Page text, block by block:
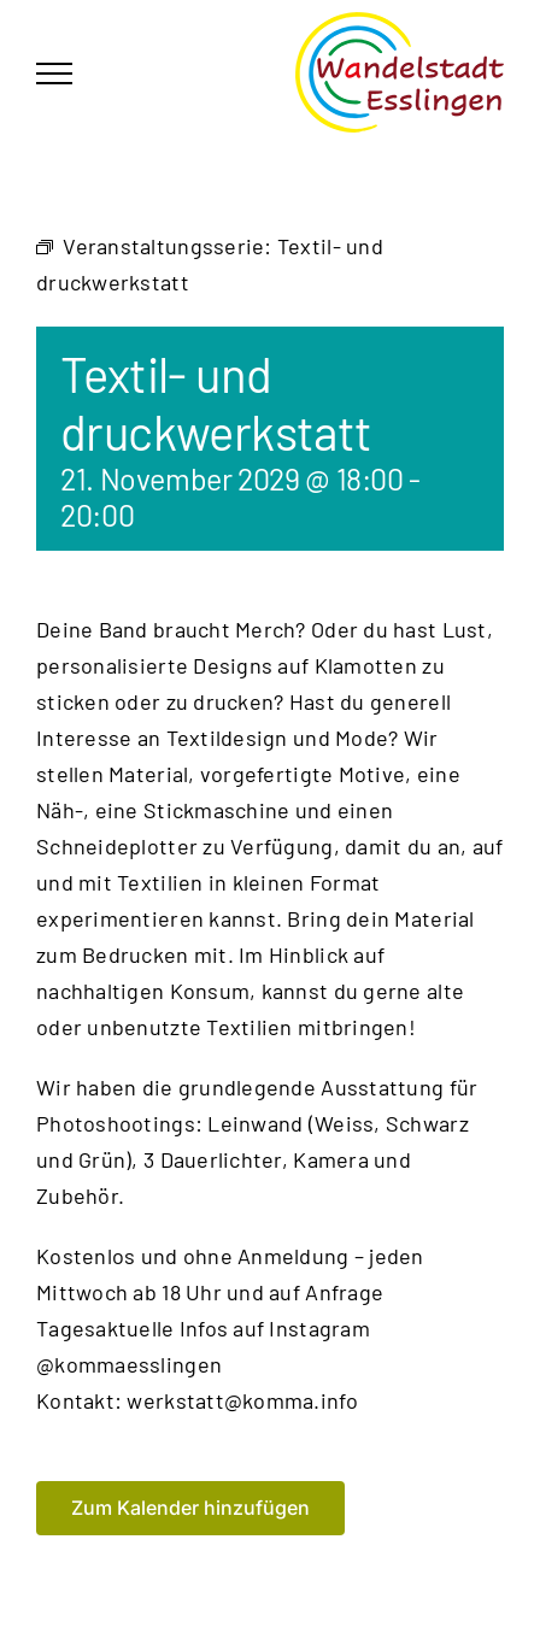
springen
Veranstaltungsserie: Textil- und
druckwerkstatt
Textil- und
druckwerkstatt
21. November 2029 @ 18:00 -
20:00
Deine Band braucht Merch? Oder du hast Lust,
personalisierte Designs auf Klamotten zu
sticken oder zu drucken? Hast du generell
Interesse an Textildesign und Mode? Wir
stellen Material, vorgefertigte Motive, eine
Näh-, eine Stickmaschine und einen
Schneideplotter zu Verfügung, damit du an, auf
und mit Textilien in kleinen Format
experimentieren kannst. Bring dein Material
zum Bedrucken mit. Im Hinblick auf
nachhaltigen Konsum, kannst du gerne alte
oder unbenutzte Textilien mitbringen!
Wir haben die grundlegende Ausstattung für
Photoshootings: Leinwand (Weiss, Schwarz
und Grün), 3 Dauerlichter, Kamera und
Zubehör.
Kostenlos und ohne Anmeldung – jeden
Mittwoch ab 18 Uhr und auf Anfrage
Tagesaktuelle Infos auf Instagram
@kommaesslingen
Kontakt:werkstatt@komma.info
Zum Kalender hinzufügen